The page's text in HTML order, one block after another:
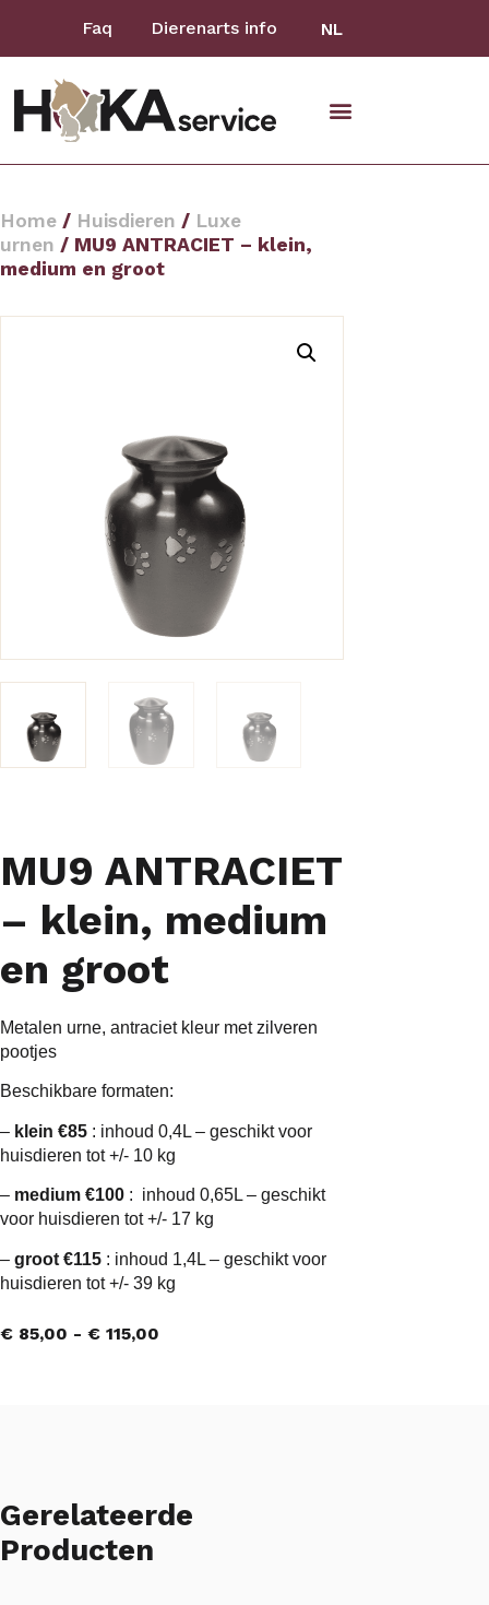
Faq Dierenarts info NL
Home / Huisdieren / Luxe
urnen / MU9 ANTRACIET – klein,
medium en groot
MU9 ANTRACIET
– klein, medium
en groot
Metalen urne, antraciet kleur met zilveren
pootjes
Beschikbare formaten:
– klein €85 : inhoud 0,4L – geschikt voor
huisdieren tot +/- 10 kg
– medium €100 : inhoud 0,65L – geschikt
voor huisdieren tot +/- 17 kg
– groot €115 : inhoud 1,4L – geschikt voor
huisdieren tot +/- 39 kg
€ 85,00 - € 115,00
Gerelateerde
Producten